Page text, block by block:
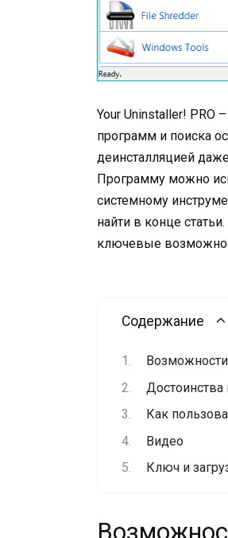
Your Uninstaller! PRO
программ и поиска
деинсталляцией
Программу можно
системному
найти в конце
ключевые
Содержание
Возможности
Достоинства
Как
Видео
Ключ и